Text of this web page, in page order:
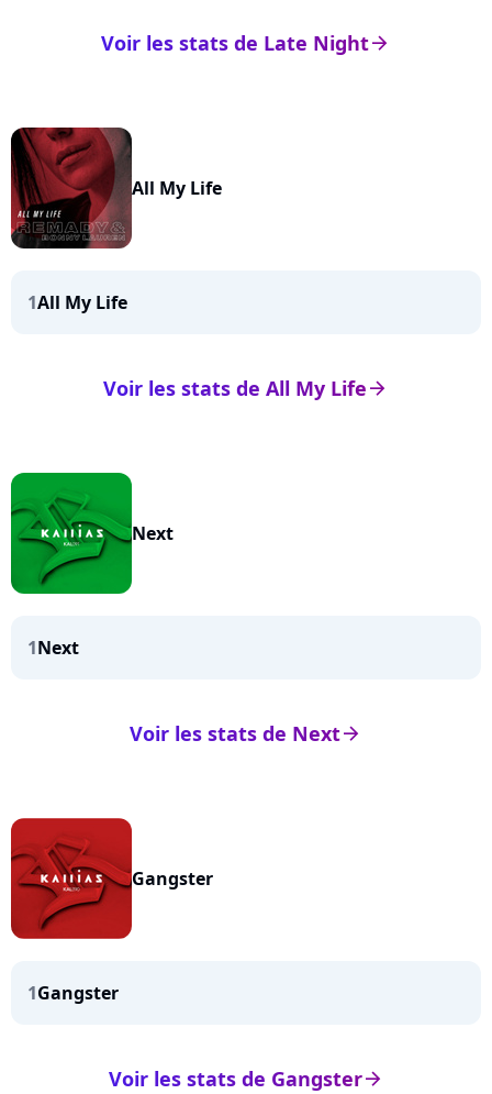
arrow_right
Voir les stats de Late Night
All My Life
1All My Life
arrow_right
Voir les stats de All My Life
Next
1Next
arrow_right
Voir les stats de Next
Gangster
1Gangster
arrow_right
Voir les stats de Gangster